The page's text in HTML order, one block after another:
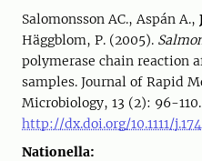
Salomonsson AC., Aspán A.,
Häggblom, P. (2005).
polymerase chain reaction
samples. Journal of Rapid
Microbiology, 13 (2): 96-110.
http://dx.doi.org/10.1111/
Nationella: